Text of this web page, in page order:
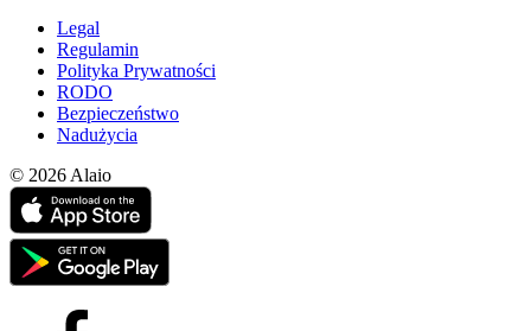
Legal
Regulamin
Polityka Prywatności
RODO
Bezpieczeństwo
Nadużycia
© 2026 Alaio